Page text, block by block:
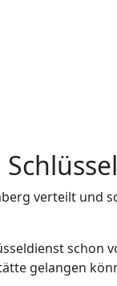
verteilt und
schon
gelangen